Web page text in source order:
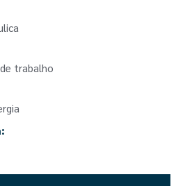
trabalho